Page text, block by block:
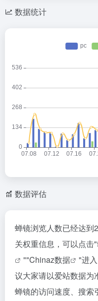
数据统计
数据评估
蝉镜浏览人数已经达到
关权重信息，可以点击"
""Chinaz数据
"进
议大家请以爱站数据为
蝉镜的访问速度、搜索